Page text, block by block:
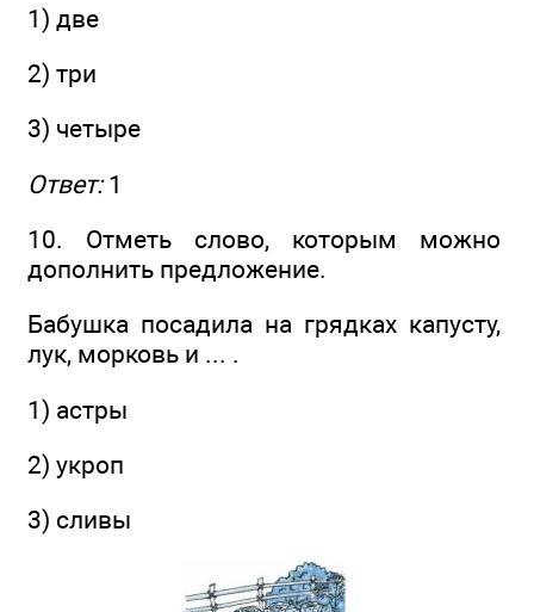
1) две
2) три
3) четыре
Ответ:1
10. Отметь слово, которым можно
дополнить предложение.
Бабушка посадила на грядках капусту,
лук, морковь и ... .
1) астры
2) укроп
3) сливы